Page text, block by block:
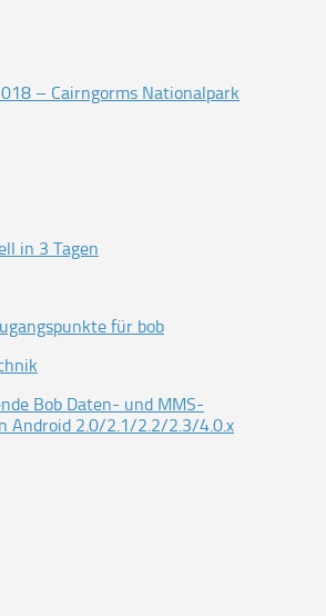
– Cairngorms Nationalpark
in 3 Tagen
Bob Daten- und MMS-
Android 2.0/2.1/2.2/2.3/4.0.x